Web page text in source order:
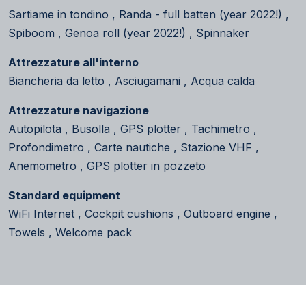
Sartiame in tondino , Randa - full batten (year 2022!) ,
Spiboom , Genoa roll (year 2022!) , Spinnaker
Attrezzature all'interno
Biancheria da letto , Asciugamani , Acqua calda
Attrezzature navigazione
Autopilota , Busolla , GPS plotter , Tachimetro ,
Profondimetro , Carte nautiche , Stazione VHF ,
Anemometro , GPS plotter in pozzeto
Standard equipment
WiFi Internet , Cockpit cushions , Outboard engine ,
Towels , Welcome pack